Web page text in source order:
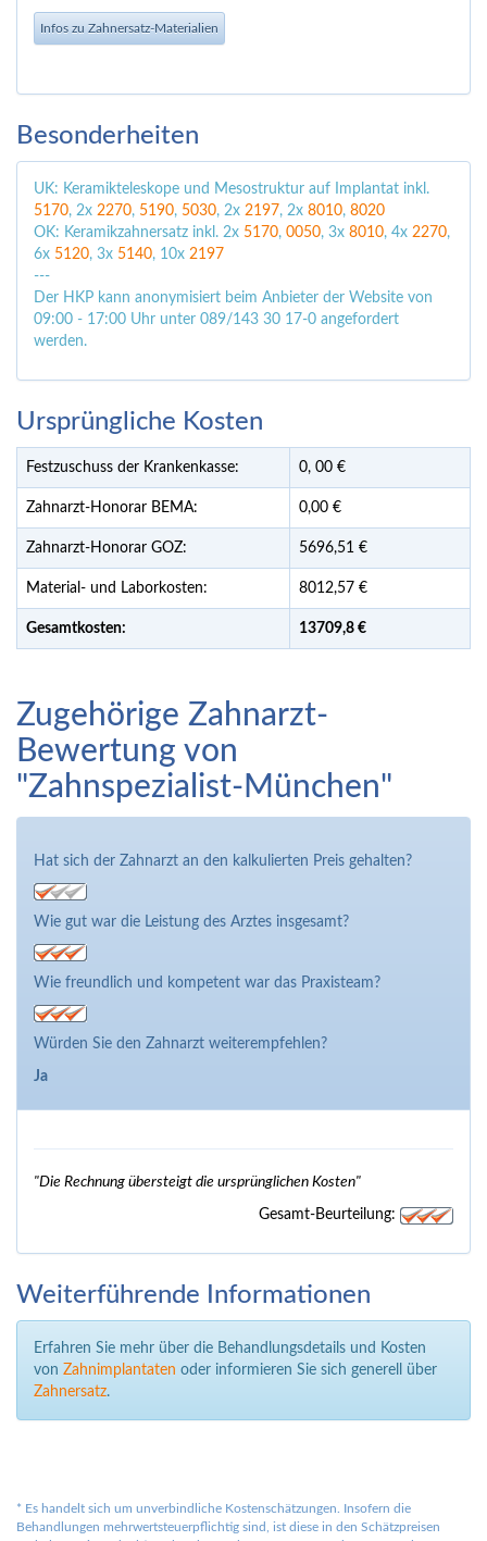
Infos zu Zahnersatz-Materialien
Besonderheiten
UK: Keramikteleskope und Mesostruktur auf Implantat inkl.
5170, 2x 2270, 5190, 5030, 2x 2197, 2x 8010, 8020
OK: Keramikzahnersatz inkl. 2x 5170, 0050, 3x 8010, 4x 2270,
6x 5120, 3x 5140, 10x 2197
---
Der HKP kann anonymisiert beim Anbieter der Website von
09:00 - 17:00 Uhr unter 089/143 30 17-0 angefordert
werden.
Ursprüngliche Kosten
Festzuschuss der Krankenkasse: 0, 00 €
Zahnarzt-Honorar BEMA: 0,00 €
Zahnarzt-Honorar GOZ: 5696,51 €
Material- und Laborkosten: 8012,57 €
Gesamtkosten: 13709,8 €
Zugehörige Zahnarzt-
Bewertung von
"Zahnspezialist-München"
Hat sich der Zahnarzt an den kalkulierten Preis gehalten?
Wie gut war die Leistung des Arztes insgesamt?
Wie freundlich und kompetent war das Praxisteam?
Würden Sie den Zahnarzt weiterempfehlen?
Ja
"Die Rechnung übersteigt die ursprünglichen Kosten"
Gesamt-Beurteilung:
Weiterführende Informationen
Erfahren Sie mehr über die Behandlungsdetails und Kosten
von Zahnimplantaten oder informieren Sie sich generell über
Zahnersatz.
* Es handelt sich um unverbindliche Kostenschätzungen. Insofern die
Behandlungen mehrwertsteuerpflichtig sind, ist diese in den Schätzpreisen